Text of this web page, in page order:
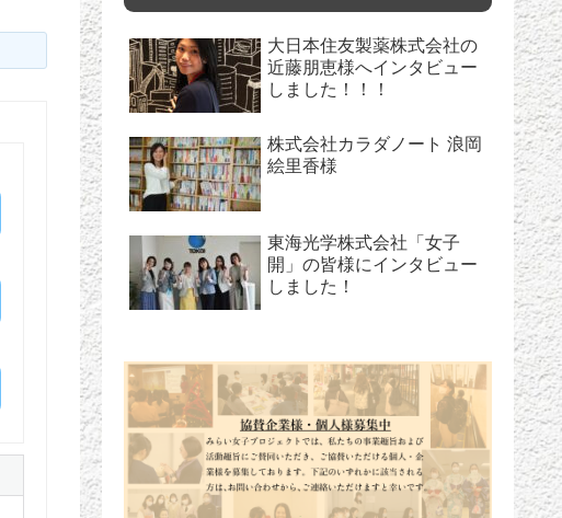
大日本住友製薬株式会社の
近藤朋恵様へインタビュー
しました！！！
株式会社カラダノート 浪岡
絵里香様
東海光学株式会社「女子
開」の皆様にインタビュー
しました！